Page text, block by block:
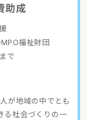
助成
福祉財団
で
が地域の中でとも
る社会づくりの一